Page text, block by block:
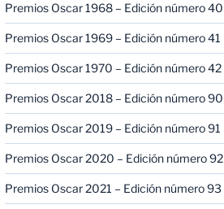
Premios Oscar 1968 – Edición número 40
Premios Oscar 1969 – Edición número 41
Premios Oscar 1970 – Edición número 42
Premios Oscar 2018 – Edición número 90
Premios Oscar 2019 – Edición número 91
Premios Oscar 2020 – Edición número 92
Premios Oscar 2021 – Edición número 93